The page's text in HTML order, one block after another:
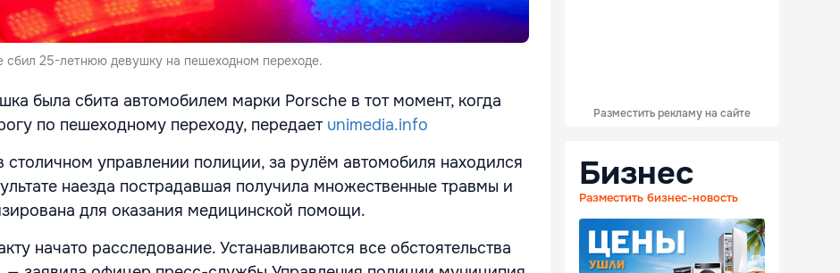
сбил 25-летнюю девушку на пешеходном переходе.
была сбита автомобилем марки Porsche в тот момент, когда
по пешеходному переходу, передает unimedia.info
столичном управлении полиции, за рулём автомобиля находился
наезда пострадавшая получила множественные травмы и
для оказания медицинской помощи.
начато расследование. Устанавливаются все обстоятельства
Разместить рекламу на сайте
Бизнес
Разместить бизнес-новость